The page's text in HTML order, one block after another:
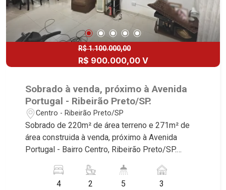
R$ 1.100.000,00
R$ 900.000,00 V
Sobrado à venda, próximo à Avenida
Portugal - Ribeirão Preto/SP.
Centro - Ribeirão Preto/SP
Sobrado de 220m² de área terreno e 271m² de
área construida à venda, próximo à Avenida
Portugal - Bairro Centro, Ribeirão Preto/SP.
Martinelli Imobiliária selecionou para você: -
220m² de área terreno e 271m² de área
4 2 5 3